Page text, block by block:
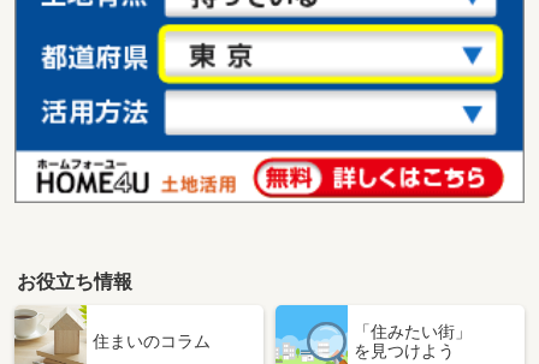
お役立ち情報
住まいのコラム
「住みたい街」
を見つけよう